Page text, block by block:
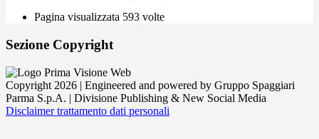
Pagina visualizzata 593 volte
Sezione Copyright
Copyright 2026 | Engineered and powered by Gruppo Spaggiari
Parma S.p.A. | Divisione Publishing & New Social Media
Disclaimer trattamento dati personali